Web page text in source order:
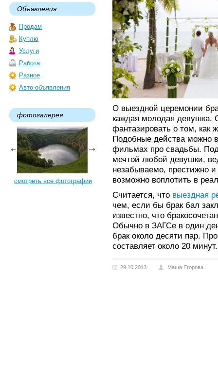
Объявления
Продам
Куплю
Услуги
Работа
Разное
Авто-объявления
фотогалерея
смотреть все фотографии
О выездной церемонии
каждая молодая девушка.
фантазировать о том, как
Подобные действа можно
фильмах про свадьбы.
мечтой любой девушки,
незабываемо, престижно
возможно воплотить в
Считается, что выездная
чем, если бы брак бал
известно, что
Обычно в ЗАГСе в один
брак около десяти пар.
составляет около 20 минут.
29.10.2013 Маша Егорова